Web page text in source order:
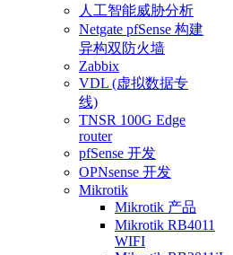
人工智能威胁分析
Netgate pfSense 构建
异构双防火墙
Zabbix
VDL (虚拟数据专
线)
TNSR 100G Edge
router
pfSense 开发
OPNsense 开发
Mikrotik
Mikrotik 产品
Mikrotik RB4011
WIFI